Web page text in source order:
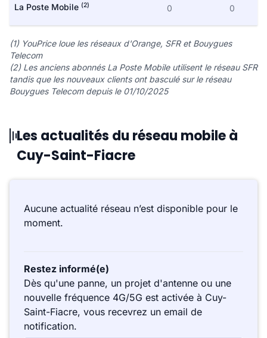
La Poste Mobile (2) 0 0
(1) YouPrice loue les réseaux d'Orange, SFR et Bouygues
Telecom
(2) Les anciens abonnés La Poste Mobile utilisent le réseau SFR
tandis que les nouveaux clients ont basculé sur le réseau
Bouygues Telecom depuis le 01/10/2025
Les actualités du réseau mobile à
Cuy-Saint-Fiacre
Aucune actualité réseau n’est disponible pour le
moment.
Restez informé(e)
Dès qu'une panne, un projet d'antenne ou une
nouvelle fréquence 4G/5G est activée à Cuy-
Saint-Fiacre, vous recevrez un email de
notification.